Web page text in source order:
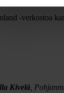
-verkostoa
Kivelä ,